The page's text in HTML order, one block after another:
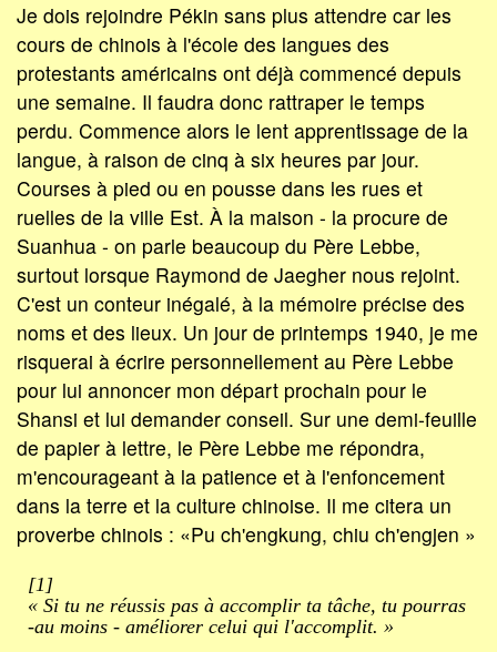
Je dois rejoindre Pékin sans plus attendre car les
cours de chinois à l'école des langues des
protestants américains ont déjà commencé depuis
une semaine. Il faudra donc rattraper le temps
perdu. Commence alors le lent apprentissage de la
langue, à raison de cinq à six heures par jour.
Courses à pied ou en pousse dans les rues et
ruelles de la ville Est. À la maison - la procure de
Suanhua - on parle beaucoup du Père Lebbe,
surtout lorsque Raymond de Jaegher nous rejoint.
C'est un conteur inégalé, à la mémoire précise des
noms et des lieux. Un jour de printemps 1940, je me
risquerai à écrire personnellement au Père Lebbe
pour lui annoncer mon départ prochain pour le
Shansi et lui demander conseil. Sur une demi-feuille
de papier à lettre, le Père Lebbe me répondra,
m'encourageant à la patience et à l'enfoncement
dans la terre et la culture chinoise. Il me citera un
proverbe chinois : «Pu ch'engkung, chiu ch'engjen »
[1]
« Si tu ne réussis pas à accomplir ta tâche, tu pourras
-au moins - améliorer celui qui l'accomplit. »